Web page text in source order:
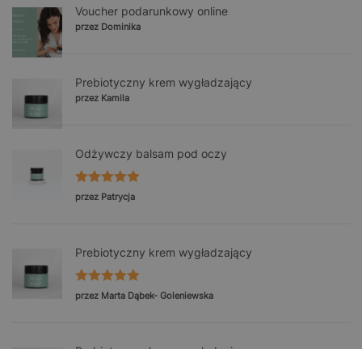
Voucher podarunkowy online
przez Dominika
Prebiotyczny krem wygładzający
przez Kamila
Odżywczy balsam pod oczy
Oceniono5
przez Patrycja
Prebiotyczny krem wygładzający
Oceniono 5
przez Marta Dąbek- Goleniewska